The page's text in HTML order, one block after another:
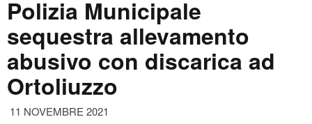
Polizia Municipale
sequestra allevamento
abusivo con discarica ad
Ortoliuzzo
11 NOVEMBRE 2021